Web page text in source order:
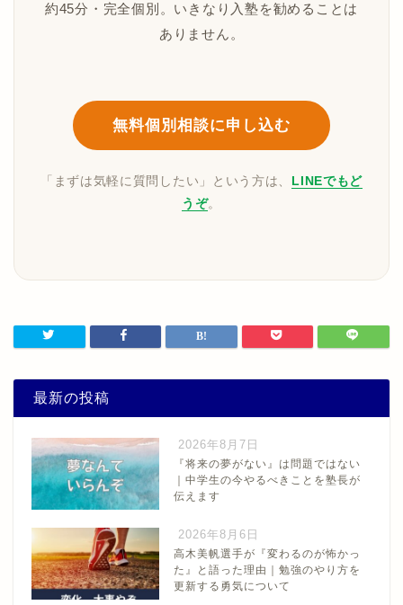
約45分・完全個別。いきなり入塾を勧めることは
ありません。
無料個別相談に申し込む
「まずは気軽に質問したい」という方は、 LINEでもど
うぞ。
最新の投稿
2026年8月7日
『将来の夢がない』は問題ではない
｜中学生の今やるべきことを塾長が
伝えます
2026年8月6日
高木美帆選手が『変わるのが怖かっ
た』と語った理由｜勉強のやり方を
更新する勇気について